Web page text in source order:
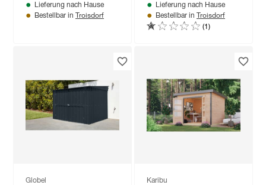
Lieferung nach Hause
Bestellbar in Troisdorf
Lieferung nach Hause
Bestellbar in Troisdorf
(1)
Globel Karibu